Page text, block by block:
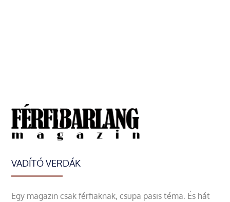
VADÍTÓ VERDÁK
Egy magazin csak férfiaknak, csupa pasis téma. És hát